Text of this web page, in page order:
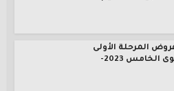
المرحلة الأولى
المستوى الخامس 2023-